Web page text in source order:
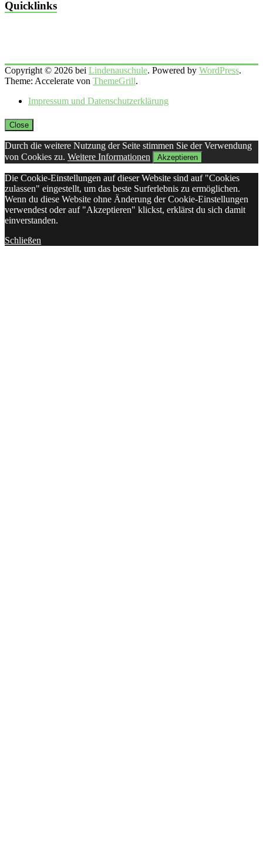
Quicklinks
Copyright © 2026 bei Lindenauschule. Powered by WordPress.
Theme: Accelerate von ThemeGrill.
Impressum und Datenschutzerklärung
Close
Durch die weitere Nutzung der Seite stimmen Sie der Verwendung
von Cookies zu. Weitere Informationen Akzeptieren
Die Cookie-Einstellungen auf dieser Website sind auf "Cookies
zulassen" eingestellt, um das beste Surferlebnis zu ermöglichen.
Wenn du diese Website ohne Änderung der Cookie-Einstellungen
verwendest oder auf "Akzeptieren" klickst, erklärst du sich damit
einverstanden.
Schließen